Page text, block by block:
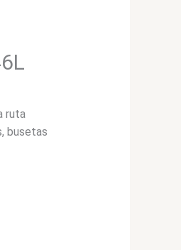
ruta
busetas